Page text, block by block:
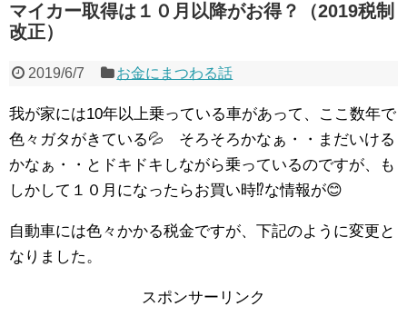
マイカー取得は１０月以降がお得？（2019税制
改正）
2019/6/7 お金にまつわる話
我が家には10年以上乗っている車があって、ここ数年で
色々ガタがきている💦 そろそろかなぁ・・まだいける
かなぁ・・とドキドキしながら乗っているのですが、も
しかして１０月になったらお買い時⁉な情報が😊
自動車には色々かかる税金ですが、下記のように変更と
なりました。
スポンサーリンク